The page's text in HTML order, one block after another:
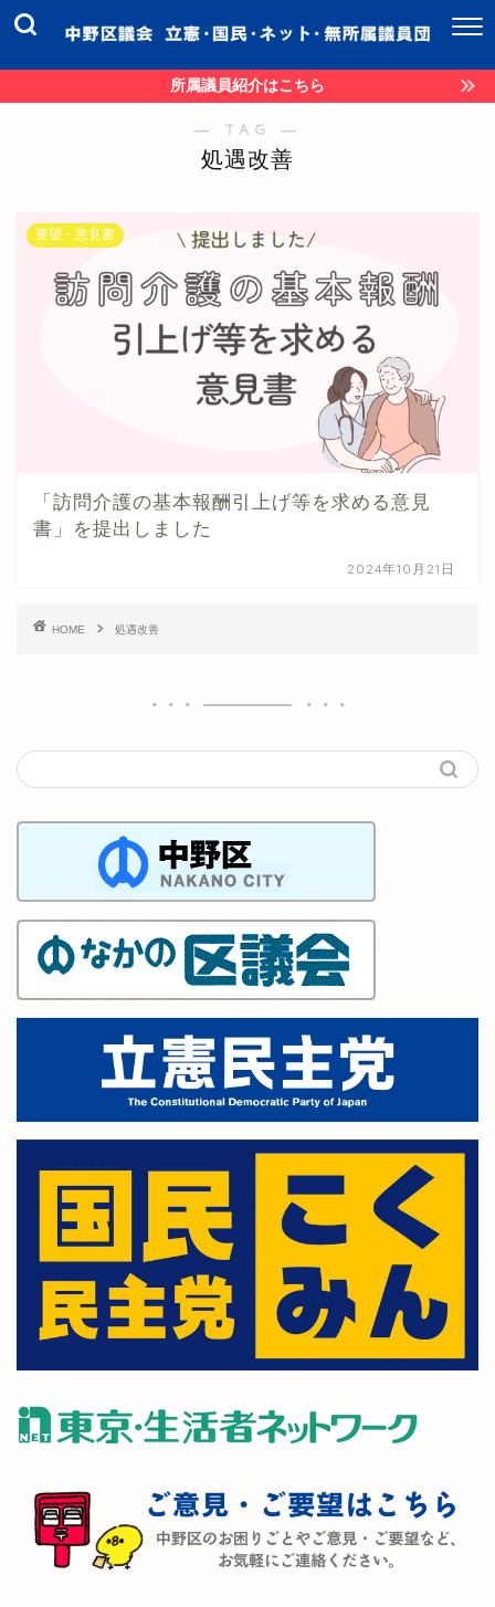
所属議員紹介はこちら
― TAG ―
処遇改善
要望・意見書
「訪問介護の基本報酬引上げ等を求める意見
書」を提出しました
2024年10月21日
HOME 処遇改善